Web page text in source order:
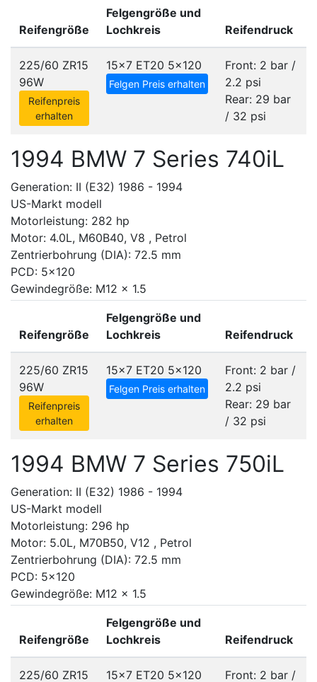
Reifengröße
Felgengröße und
Lochkreis
Reifendruck
225/60 ZR15
96W
Reifenpreis
erhalten
15x7 ET20 5x120
Felgen Preis erhalten
Front: 2 bar /
2.2 psi
Rear: 29 bar
/ 32 psi
1994 BMW 7 Series 740iL
Generation: II (E32) 1986 - 1994
US-Markt modell
Motorleistung: 282 hp
Motor: 4.0L, M60B40, V8 , Petrol
Zentrierbohrung (DIA): 72.5 mm
PCD: 5x120
Gewindegröße: M12 x 1.5
Reifengröße
Felgengröße und
Lochkreis
Reifendruck
225/60 ZR15
96W
Reifenpreis
erhalten
15x7 ET20 5x120
Felgen Preis erhalten
Front: 2 bar /
2.2 psi
Rear: 29 bar
/ 32 psi
1994 BMW 7 Series 750iL
Generation: II (E32) 1986 - 1994
US-Markt modell
Motorleistung: 296 hp
Motor: 5.0L, M70B50, V12 , Petrol
Zentrierbohrung (DIA): 72.5 mm
PCD: 5x120
Gewindegröße: M12 x 1.5
Reifengröße
Felgengröße und
Lochkreis
Reifendruck
225/60 ZR15 15x7 ET20 5x120 Front: 2 bar /